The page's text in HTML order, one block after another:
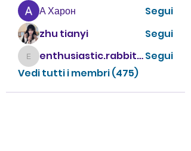
А Харон
Segui
zhu tianyi
Segui
enthusiastic.rabbit.uhur enthusiastic.rabbit.uhurSegui
Vedi tutti i membri (475)